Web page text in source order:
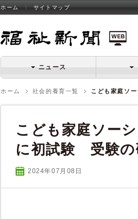
ホーム サイトマップ
ニュース
ホーム 社会的養育一覧 こども家庭ソ
こども家庭ソー
に初試験 受験の
2024年07 月 08 日